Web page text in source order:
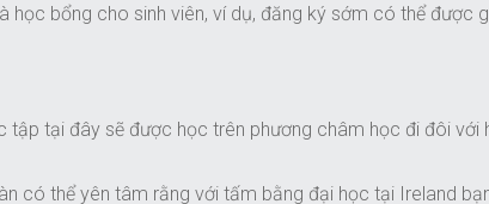
bổng cho sinh viên, ví dụ, đăng ký sớm có thể được
tại đây sẽ được học trên phương châm học đi đôi với
thể yên tâm rằng với tấm bằng đại học tại Ireland